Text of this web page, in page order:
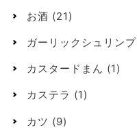
お酒 (21)
ガーリックシュリンプ
カスタードまん (1)
カステラ (1)
カツ (9)